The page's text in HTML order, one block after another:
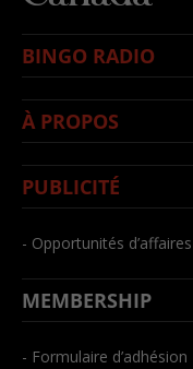
BINGO RADIO
À PROPOS
PUBLICITÉ
- Opportunités d’affaires
MEMBERSHIP
- Formulaire d’adhésion